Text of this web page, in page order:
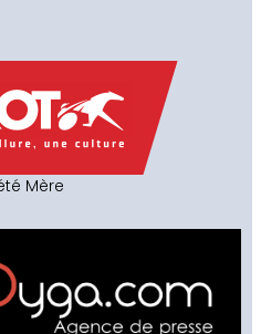
Mère